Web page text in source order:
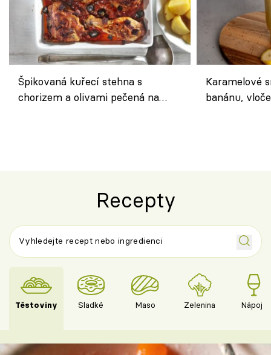
Špikovaná kuřecí stehna s
chorizem a olivami pečená na
Karamelové
banánu,
Recepty
Těstoviny Sladké Maso Zelenina Nápoje